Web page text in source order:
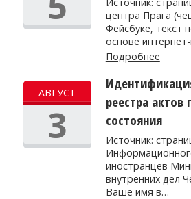
центра Прага
Фейсбуке, текст
основе
Подробнее
АВГУСТ
3
реестра актов
состояния
Источник:
иностранцев
внутренних дел
Ваше имя в…